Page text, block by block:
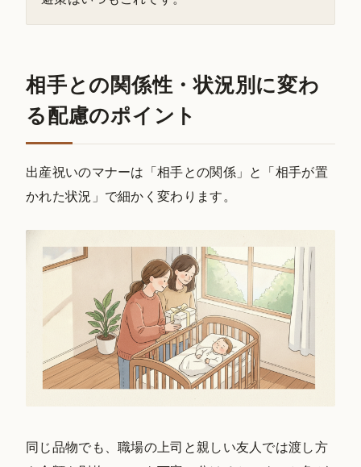
相手との関係性・状況別に変わ
る配慮のポイント
出産祝いのマナーは「相手との関係」と「相手が置
かれた状況」で細かく変わります。
同じ品物でも、職場の上司と親しい友人では渡し方